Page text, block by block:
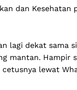
dan Kesehatan
lagi dekat sama
mantan. Hampir
cetusnya lewat